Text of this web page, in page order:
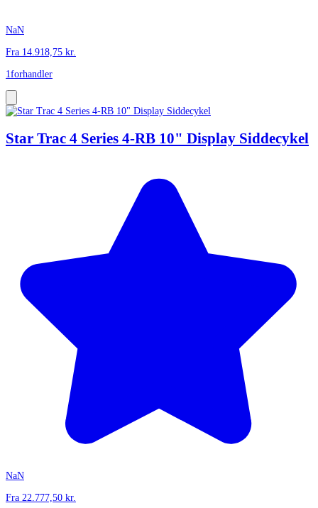
NaN
Fra 14.918,75 kr.
1forhandler
Star Trac 4 Series 4-RB 10" Display Siddecykel
NaN
Fra 22.777,50 kr.